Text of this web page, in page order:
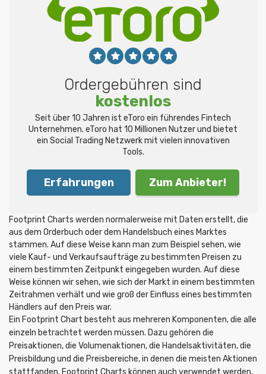
Ordergebühren sind
kostenlos
Seit über 10 Jahren ist eToro ein führendes Fintech
Unternehmen. eToro hat 10 Millionen Nutzer und bietet
ein Social Trading Netzwerk mit vielen innovativen
Tools.
Erfahrungen Zum Anbieter!
Footprint Charts werden normalerweise mit Daten erstellt, die
aus dem Orderbuch oder dem Handelsbuch eines Marktes
stammen. Auf diese Weise kann man zum Beispiel sehen, wie
viele Kauf- und Verkaufsaufträge zu bestimmten Preisen zu
einem bestimmten Zeitpunkt eingegeben wurden. Auf diese
Weise können wir sehen, wie sich der Markt in einem bestimmten
Zeitrahmen verhält und wie groß der Einfluss eines bestimmten
Händlers auf den Preis war.
Ein Footprint Chart besteht aus mehreren Komponenten, die alle
einzeln betrachtet werden müssen. Dazu gehören die
Preisaktionen, die Volumenaktionen, die Handelsaktivitäten, die
Preisbildung und die Preisbereiche, in denen die meisten Aktionen
stattfanden. Footprint Charts können auch verwendet werden,